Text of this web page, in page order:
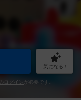
気になる！
ログイン が必要です。